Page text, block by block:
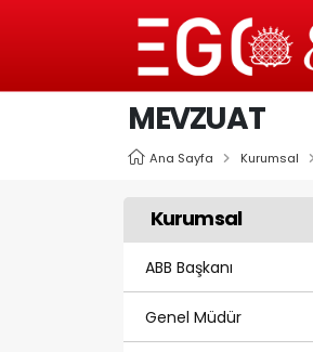
MEVZUAT
Ana Sayfa Kurumsal
Kurumsal
ABB Başkanı
Genel Müdür